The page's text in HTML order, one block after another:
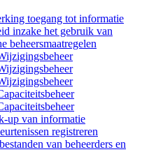
toegang tot informatie
inzake het gebruik van
beheersmaatregelen
up van informatie
registreren
van beheerders en